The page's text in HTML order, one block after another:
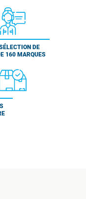
DE
160 MARQUES